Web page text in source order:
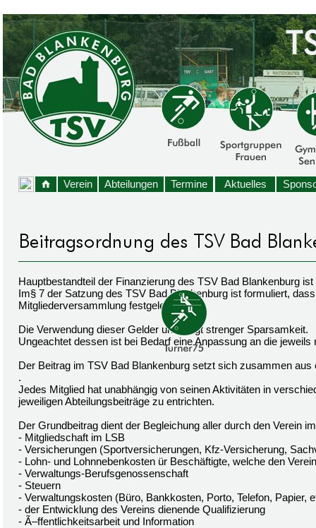
Verein Abteilungen Termine Aktuelles
Hauptbestandteil der Finanzierung des TSV Bad Blankenburg
Im§ 7 der Satzung des TSV Bad Blankenburg ist formuliert,
Mitgliederversammlung festgelegt wird.
Die Verwendung dieser Gelder unterliegt strenger Sparsamkeit.
Ungeachtet dessen ist bei Bedarf eine Anpassung an die
Der Beitrag im TSV Bad Blankenburg setzt sich zusammen
.
Jedes Mitglied hat unabhängig von seinen Aktivitäten in
jeweiligen Abteilungsbeiträge zu entrichten.
Der Grundbeitrag dient der Begleichung aller durch den Verein
- Mitgliedschaft im LSB
- Versicherungen (Sportversicherungen, Kfz-Versicherung,
- Lohn- und Lohnnebenkosten ür Beschäftigte, welche den
- Verwaltungs-Berufsgenossenschaft
- Steuern
- Verwaltungskosten (Büro, Bankkosten, Porto, Telefon, Papier,
- der Entwicklung des Vereins dienende Qualifizierung
- Ã–ffentlichkeitsarbeit und Information